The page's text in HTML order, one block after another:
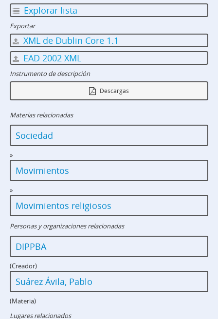
Explorar lista
Exportar
XML de Dublin Core 1.1
EAD 2002 XML
Instrumento de descripción
Descargas
Materias relacionadas
Sociedad
»
Movimientos
»
Movimientos religiosos
Personas y organizaciones relacionadas
DIPPBA
(Creador)
Suárez Ávila, Pablo
(Materia)
Lugares relacionados